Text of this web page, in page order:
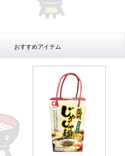
おすすめアイテム